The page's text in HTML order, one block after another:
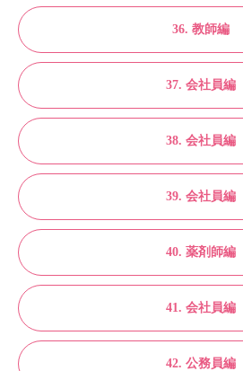
36. 教師編
37. 会社員編
38. 会社員編
39. 会社員編
40. 薬剤師編
41. 会社員編
42. 公務員編